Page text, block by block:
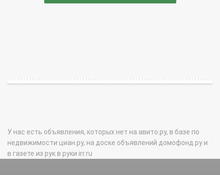
У нас есть объявления, которых нет на авито.ру, в базе по
недвижимости циан.ру, на доске объявлений домофонд.ру и
в газете из рук в руки irr.ru